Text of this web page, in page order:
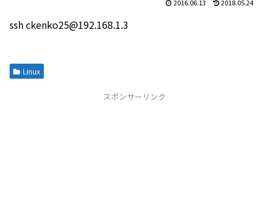
2016.06.13 2018.05.24
ssh ckenko25@192.168.1.3
Linux
スポンサーリンク